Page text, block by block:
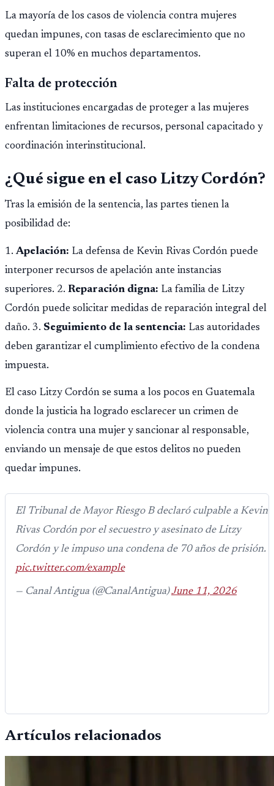
La mayoría de los casos de violencia contra mujeres
quedan impunes, con tasas de esclarecimiento que no
superan el 10% en muchos departamentos.
Falta de protección
Las instituciones encargadas de proteger a las mujeres
enfrentan limitaciones de recursos, personal capacitado y
coordinación interinstitucional.
¿Qué sigue en el caso Litzy Cordón?
Tras la emisión de la sentencia, las partes tienen la
posibilidad de:
1.Apelación: La defensa de Kevin Rivas Cordón puede
interponer recursos de apelación ante instancias
superiores. 2. Reparación digna: La familia de Litzy
Cordón puede solicitar medidas de reparación integral del
daño. 3. Seguimiento de la sentencia: Las autoridades
deben garantizar el cumplimiento efectivo de la condena
impuesta.
El caso Litzy Cordón se suma a los pocos en Guatemala
donde la justicia ha logrado esclarecer un crimen de
violencia contra una mujer y sancionar al responsable,
enviando un mensaje de que estos delitos no pueden
quedar impunes.
El Tribunal de Mayor Riesgo B declaró culpable a Kevin
Rivas Cordón por el secuestro y asesinato de Litzy
Cordón y le impuso una condena de 70 años de prisión.
pic.twitter.com/example
— Canal Antigua (@CanalAntigua)June 11, 2026
Artículos relacionados